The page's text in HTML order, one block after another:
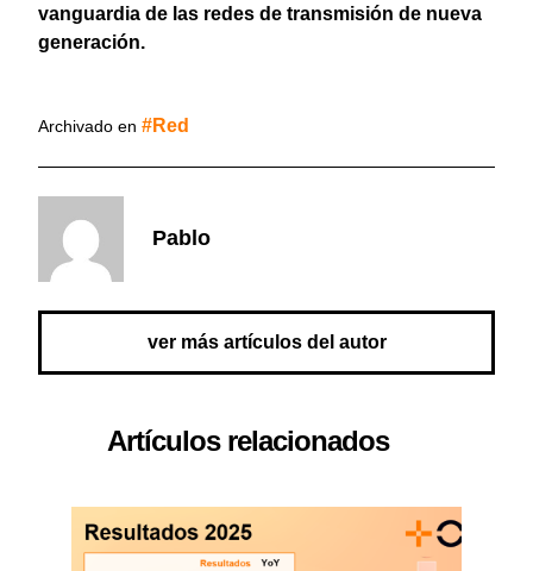
vanguardia de las redes de transmisión de nueva
generación.
Archivado en Red
Pablo
ver más artículos del autor
Artículos relacionados